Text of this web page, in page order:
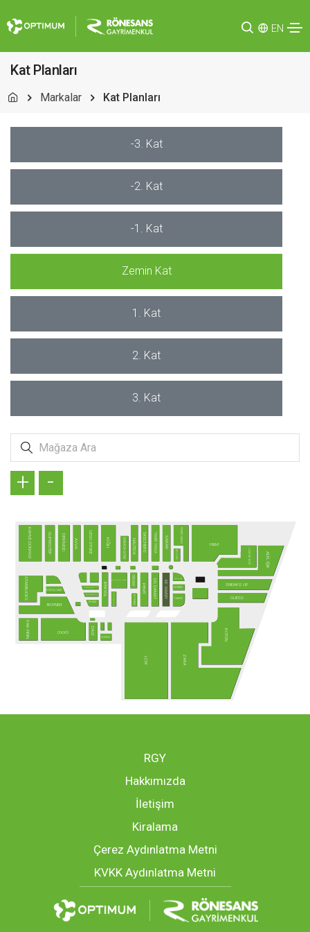
EN
Kat Planları
Markalar Kat Planları
-3. Kat
-2. Kat
-1. Kat
Zemin Kat
1. Kat
2. Kat
3. Kat
ADİL IŞIK
ALTINBAŞ
ALTINYILDIZ CLASSICS
ATASAY
AVVA
BOYNER
DAGİ
DERİMOD
DS DAMAT
ECZANE
GUESS
IPEKYOL
KAHVE DÜNYASI KARACA GİYİM
KİĞILI
KİP - RAMSEY
KONYALI SAAT
KOTON
LCW
LEGO STORE
LOVE MY BODY
NAUTICA
OXXO
PAK FIRIN
PENTİ
PIERRE CARDIN
SAAT & SAAT
SAMSONITE
SUNGLASS HUT
SARAR
SKECHERS
SNEAKS UP
SO CHIC
STARBUCKS
SUPERSTEP
SUWEN
TAMER TANCA
TERGAN
TÜRK TELEKOM YARGICI
ZARA
H&M
+ -
RGY
Hakkımızda
İletişim
Kiralama
Çerez Aydınlatma Metni
KVKK Aydınlatma Metni